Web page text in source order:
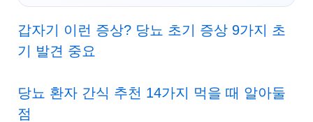
갑자기 이런 증상? 당뇨 초기 증상 9가지 초
기 발견 중요
당뇨 환자 간식 추천 14가지 먹을 때 알아둘
점